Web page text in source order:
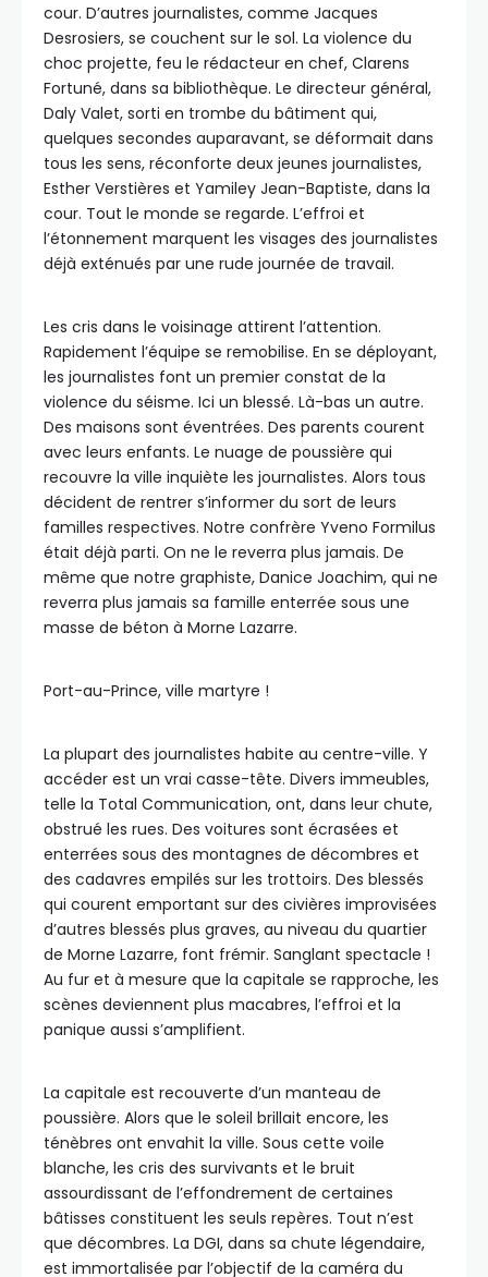
cour. D’autres journalistes, comme Jacques
Desrosiers, se couchent sur le sol. La violence du
choc projette, feu le rédacteur en chef, Clarens
Fortuné, dans sa bibliothèque. Le directeur général,
Daly Valet, sorti en trombe du bâtiment qui,
quelques secondes auparavant, se déformait dans
tous les sens, réconforte deux jeunes journalistes,
Esther Verstières et Yamiley Jean-Baptiste, dans la
cour. Tout le monde se regarde. L’effroi et
l’étonnement marquent les visages des journalistes
déjà exténués par une rude journée de travail.
Les cris dans le voisinage attirent l’attention.
Rapidement l’équipe se remobilise. En se déployant,
les journalistes font un premier constat de la
violence du séisme. Ici un blessé. Là-bas un autre.
Des maisons sont éventrées. Des parents courent
avec leurs enfants. Le nuage de poussière qui
recouvre la ville inquiète les journalistes. Alors tous
décident de rentrer s’informer du sort de leurs
familles respectives. Notre confrère Yveno Formilus
était déjà parti. On ne le reverra plus jamais. De
même que notre graphiste, Danice Joachim, qui ne
reverra plus jamais sa famille enterrée sous une
masse de béton à Morne Lazarre.
Port-au-Prince, ville martyre !
La plupart des journalistes habite au centre-ville. Y
accéder est un vrai casse-tête. Divers immeubles,
telle la Total Communication, ont, dans leur chute,
obstrué les rues. Des voitures sont écrasées et
enterrées sous des montagnes de décombres et
des cadavres empilés sur les trottoirs. Des blessés
qui courent emportant sur des civières improvisées
d’autres blessés plus graves, au niveau du quartier
de Morne Lazarre, font frémir. Sanglant spectacle !
Au fur et à mesure que la capitale se rapproche, les
scènes deviennent plus macabres, l’effroi et la
panique aussi s’amplifient.
La capitale est recouverte d’un manteau de
poussière. Alors que le soleil brillait encore, les
ténèbres ont envahit la ville. Sous cette voile
blanche, les cris des survivants et le bruit
assourdissant de l’effondrement de certaines
bâtisses constituent les seuls repères. Tout n’est
que décombres. La DGI, dans sa chute légendaire,
est immortalisée par l’objectif de la caméra du